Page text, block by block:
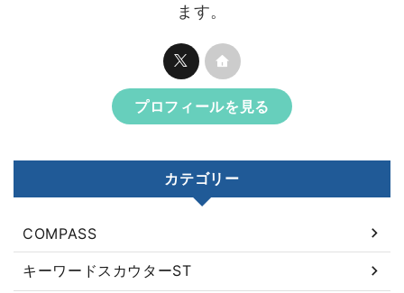
ます。
プロフィールを見る
カテゴリー
COMPASS
キーワードスカウターST